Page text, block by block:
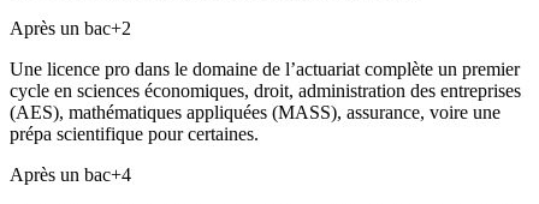
Après un bac+2
Une licence pro dans le domaine de l’actuariat complète un premier
cycle en sciences économiques, droit, administration des entreprises
(AES), mathématiques appliquées (MASS), assurance, voire une
prépa scientifique pour certaines.
Après un bac+4